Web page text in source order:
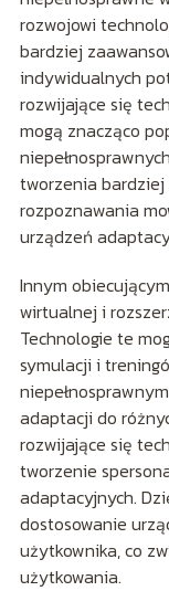
rozwojowi
bardziej
indywidualnych
rozwijające się
mogą znacząco
tworzenia bardziej
rozpoznawania
urządzeń
Innym
wirtualnej i
Technologie te
symulacji i
adaptacji do
rozwijające się
tworzenie
adaptacyjnych.
dostosowanie
użytkownika, co
użytkowania.